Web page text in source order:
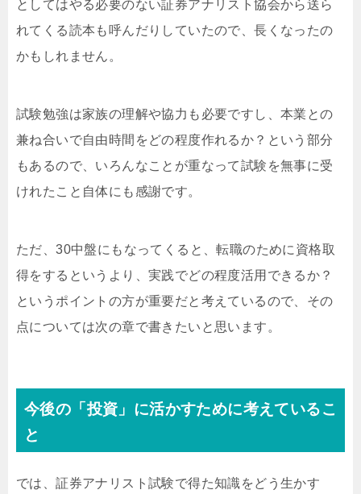
としてはやる必要のない証券アナリスト協会から送ら
れてくる読本も呼んだりしていたので、長くなったの
かもしれません。
試験勉強は家族の理解や協力も必要ですし、本業との
兼ね合いで自由時間をどの程度作れるか？という部分
もあるので、いろんなことが重なって試験を無事に受
けれたこと自体にも感謝です。
ただ、30中盤にもなってくると、転職のために資格取
得をするというより、実践でどの程度活用できるか？
というポイントの方が重要だと考えているので、その
点については次の章で書きたいと思います。
今後の「投資」に活かすために考えているこ
と
では、証券アナリスト試験で得た知識をどう生かす